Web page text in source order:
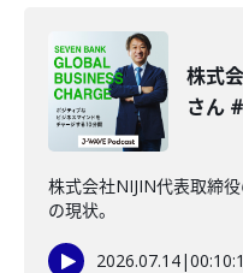
株式
さん
株式会社NIJIN代表取締
の現状。
2026.07.14|